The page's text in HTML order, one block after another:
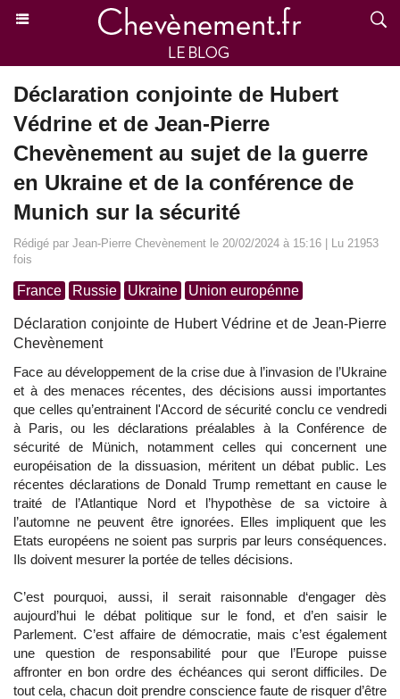
Déclaration conjointe de Hubert
Védrine et de Jean-Pierre
Chevènement au sujet de la guerre
en Ukraine et de la conférence de
Munich sur la sécurité
Rédigé par Jean-Pierre Chevènement le 20/02/2024 à 15:16 | Lu 21953
fois
France Russie Ukraine Union europénne
Déclaration conjointe de Hubert Védrine et de Jean-Pierre
Chevènement
Face au développement de la crise due à l’invasion de l’Ukraine
et à des menaces récentes, des décisions aussi importantes
que celles qu’entrainent l'Accord de sécurité conclu ce vendredi
à Paris, ou les déclarations préalables à la Conférence de
sécurité de Münich, notamment celles qui concernent une
européisation de la dissuasion, méritent un débat public. Les
récentes déclarations de Donald Trump remettant en cause le
traité de l’Atlantique Nord et l’hypothèse de sa victoire à
l’automne ne peuvent être ignorées. Elles impliquent que les
Etats européens ne soient pas surpris par leurs conséquences.
Ils doivent mesurer la portée de telles décisions.
C’est pourquoi, aussi, il serait raisonnable d‘engager dès
aujourd’hui le débat politique sur le fond, et d’en saisir le
Parlement. C’est affaire de démocratie, mais c’est également
une question de responsabilité pour que l’Europe puisse
affronter en bon ordre des échéances qui seront difficiles. De
tout cela, chacun doit prendre conscience faute de risquer d’être